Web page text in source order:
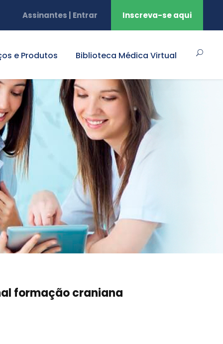
Assinantes | Entrar Inscreva-se aqui
e Produtos Biblioteca Médica Virtual
formação craniana